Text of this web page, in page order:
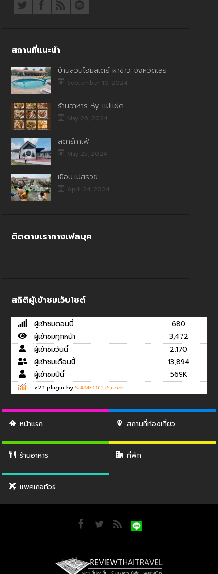
สถานที่แนะนำ
บ้านสวนโฮมสเตย์ ผาขาว จังหวัดเลย
September 10, 2024
ร้านอาหาร By แม่แฝด
May 26, 2024
สตาร์คาเฟ่
May 25, 2024
เขื่อนแม่สรวย
April 24, 2024
ติดตามเราทางเฟสบุค
สถิติผู้เข้าชมเว็บไซต์
ผู้เข้าชมตอนนี้
680
ผู้เข้าชมทุกหน้า
3,472
ผู้เข้าชมวันนี้
2,170
ผู้เข้าชมเดือนนี้
13,894
ผู้เข้าชมปีนี้
569K
v2.1 plugin by SiAMFOCUS.com
หน้าแรก สถานที่ท่องเที่ยว
ร้านอาหาร ที่พัก
แพคเกจทัวร์